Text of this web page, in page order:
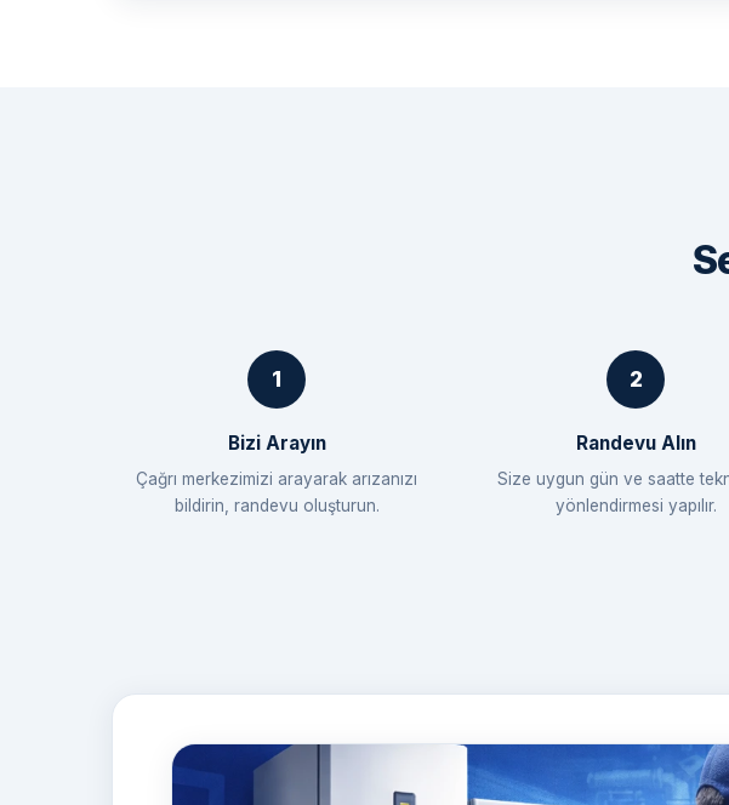
Bizi Arayın
Çağrı merkezimizi arayarak arızanızı
bildirin, randevu oluşturun.
Randevu Alın
Size uygun gün ve saatte
yönlendirmesi yapılır.